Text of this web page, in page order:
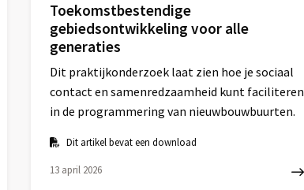
Toekomstbestendige
gebiedsontwikkeling voor alle
generaties
Dit praktijkonderzoek laat zien hoe je sociaal
contact en samenredzaamheid kunt faciliteren
in de programmering van nieuwbouwbuurten.
Dit artikel bevat een download
13 april 2026